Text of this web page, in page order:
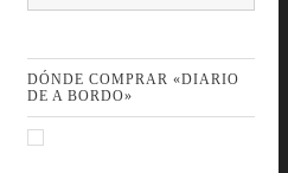
DÓNDE COMPRAR «DIARIO
DE A BORDO»